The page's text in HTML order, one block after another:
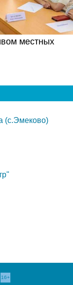
местных
(с.Эмеково)
16+